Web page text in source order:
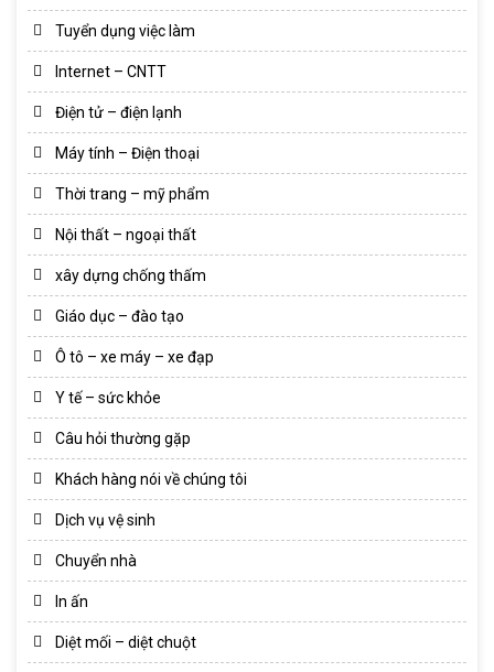
Tuyển dụng việc làm
Internet – CNTT
Điện tử – điện lạnh
Máy tính – Điện thoại
Thời trang – mỹ phẩm
Nội thất – ngoại thất
xây dựng chống thấm
Giáo dục – đào tạo
Ô tô – xe máy – xe đạp
Y tế – sức khỏe
Câu hỏi thường gặp
Khách hàng nói về chúng tôi
Dịch vụ vệ sinh
Chuyển nhà
In ấn
Diệt mối – diệt chuột